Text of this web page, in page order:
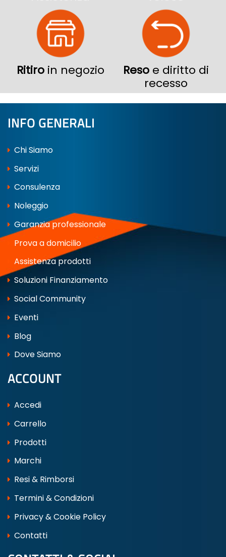
Ritiro in negozio Resoe diritto di
recesso
INFO GENERALI
Chi Siamo
Servizi
Consulenza
Noleggio
Garanzia professionale
Prova a domicilio
Assistenza prodotti
Soluzioni Finanziamento
Social Community
Eventi
Blog
Dove Siamo
ACCOUNT
Accedi
Carrello
Prodotti
Marchi
Resi & Rimborsi
Termini & Condizioni
Privacy & Cookie Policy
Contatti